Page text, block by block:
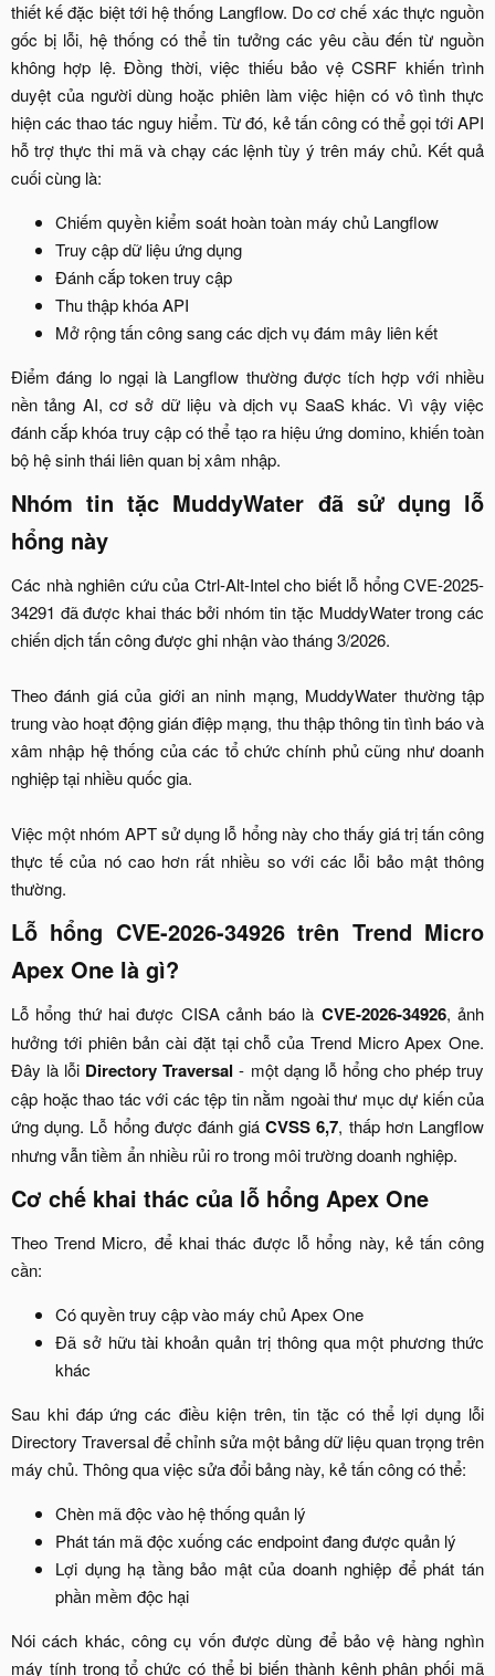
thiết kế đặc biệt tới hệ thống Langflow. Do cơ chế xác thực nguồn
gốc bị lỗi, hệ thống có thể tin tưởng các yêu cầu đến từ nguồn
không hợp lệ. Đồng thời, việc thiếu bảo vệ CSRF khiến trình
duyệt của người dùng hoặc phiên làm việc hiện có vô tình thực
hiện các thao tác nguy hiểm. Từ đó, kẻ tấn công có thể gọi tới API
hỗ trợ thực thi mã và chạy các lệnh tùy ý trên máy chủ. Kết quả
cuối cùng là:​
Chiếm quyền kiểm soát hoàn toàn máy chủ Langflow​
Truy cập dữ liệu ứng dụng​
Đánh cắp token truy cập​
Thu thập khóa API​
Mở rộng tấn công sang các dịch vụ đám mây liên kết​
Điểm đáng lo ngại là Langflow thường được tích hợp với nhiều
nền tảng AI, cơ sở dữ liệu và dịch vụ SaaS khác. Vì vậy việc
đánh cắp khóa truy cập có thể tạo ra hiệu ứng domino, khiến toàn
bộ hệ sinh thái liên quan bị xâm nhập.​
Nhóm tin tặc MuddyWater đã sử dụng lỗ
hổng này​
Các nhà nghiên cứu của Ctrl-Alt-Intel cho biết lỗ hổng CVE-2025-
34291 đã được khai thác bởi nhóm tin tặc MuddyWater trong các
chiến dịch tấn công được ghi nhận vào tháng 3/2026.
Theo đánh giá của giới an ninh mạng, MuddyWater thường tập
trung vào hoạt động gián điệp mạng, thu thập thông tin tình báo và
xâm nhập hệ thống của các tổ chức chính phủ cũng như doanh
nghiệp tại nhiều quốc gia.
Việc một nhóm APT sử dụng lỗ hổng này cho thấy giá trị tấn công
thực tế của nó cao hơn rất nhiều so với các lỗi bảo mật thông
thường.​
Lỗ hổng CVE-2026-34926 trên Trend Micro
Apex One là gì?​
Lỗ hổng thứ hai được CISA cảnh báo là CVE-2026-34926, ảnh
hưởng tới phiên bản cài đặt tại chỗ của Trend Micro Apex One.
Đây là lỗi Directory Traversal - một dạng lỗ hổng cho phép truy
cập hoặc thao tác với các tệp tin nằm ngoài thư mục dự kiến của
ứng dụng. Lỗ hổng được đánh giáCVSS 6,7, thấp hơn Langflow
nhưng vẫn tiềm ẩn nhiều rủi ro trong môi trường doanh nghiệp.​
Cơ chế khai thác của lỗ hổng Apex One​
Theo Trend Micro, để khai thác được lỗ hổng này, kẻ tấn công
cần:​
Có quyền truy cập vào máy chủ Apex One​
Đã sở hữu tài khoản quản trị thông qua một phương thức
khác​
Sau khi đáp ứng các điều kiện trên, tin tặc có thể lợi dụng lỗi
Directory Traversal để chỉnh sửa một bảng dữ liệu quan trọng trên
máy chủ. Thông qua việc sửa đổi bảng này, kẻ tấn công có thể:​
Chèn mã độc vào hệ thống quản lý​
Phát tán mã độc xuống các endpoint đang được quản lý​
Lợi dụng hạ tầng bảo mật của doanh nghiệp để phát tán
phần mềm độc hại​
Nói cách khác, công cụ vốn được dùng để bảo vệ hàng nghìn
máy tính trong tổ chức có thể bị biến thành kênh phân phối mã